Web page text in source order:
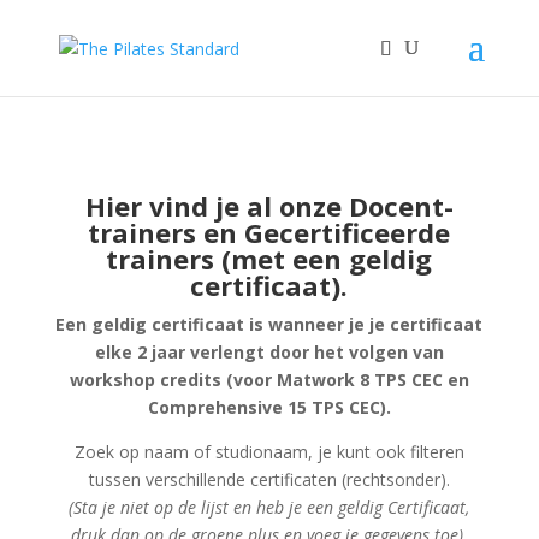
Hier vind je al onze Docent-
trainers en Gecertificeerde
trainers (met een geldig
certificaat).
Een geldig certificaat is wanneer je je certificaat
elke 2 jaar verlengt door het volgen van
workshop credits (voor Matwork 8 TPS CEC en
Comprehensive 15 TPS CEC).
Zoek op naam of studionaam, je kunt ook filteren
tussen verschillende certificaten (rechtsonder).
(Sta je niet op de lijst en heb je een geldig Certificaat,